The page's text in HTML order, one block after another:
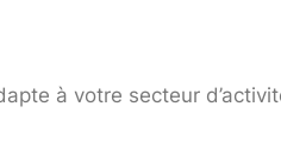
à votre secteur